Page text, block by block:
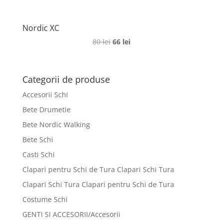
Nordic XC
80lei Prețul
66 leiPrețul
Categorii de produse
Accesorii Schi
Bete Drumetie
Bete Nordic Walking
Bete Schi
Casti Schi
Clapari pentru Schi de Tura Clapari Schi Tura
Clapari Schi Tura Clapari pentru Schi de Tura
Costume Schi
GENTI SI ACCESORII/Accesorii